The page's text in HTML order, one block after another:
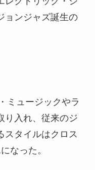
ョンジャズ誕生の
ミュージックやラ
り入れ、従来のジ
スタイルはクロス
なった。